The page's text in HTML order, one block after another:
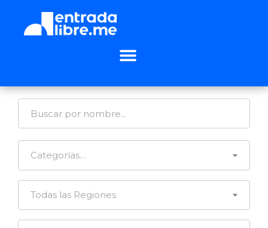
Categorías…
Todas las Regiones